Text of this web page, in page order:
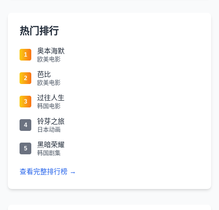
热门排行
1 奥本海默
欧美电影
2 芭比
欧美电影
3 过往人生
韩国电影
4 铃芽之旅
日本动画
5 黑暗荣耀
韩国剧集
查看完整排行榜 →